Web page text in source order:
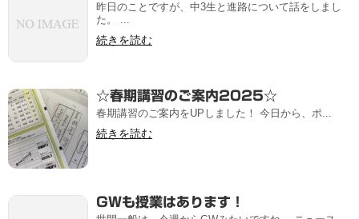
昨日のことですが、中3生と進路について話をしまし
た。 ...
続きを読む
☆春期講習のご案内2025☆
春期講習のご案内をUPしました！ 今日から、ポ...
続きを読む
GWも授業はあります！